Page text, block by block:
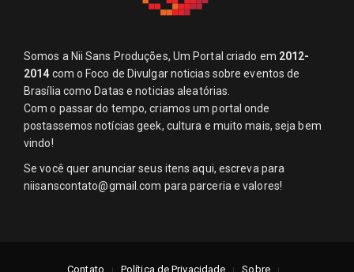
Somos a Nii Sans Produções, Um Portal criado em 2012-
2014 com o Foco de Divulgar noticias sobre eventos de
Brasília como Datas e noticias aleatórias.
Com o passar do tempo, criamos um portal onde
postassemos notícias geek, cultura e muito mais, seja bem
vindo!
Se você quer anunciar seus itens aqui, escreva para
niisanscontato@gmail.com para parceria e valores!
Contato Política de Privacidade Sobre